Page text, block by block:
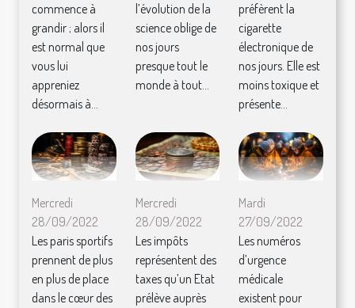
commence à
grandir ; alors il
est normal que
vous lui
appreniez
désormais à...
l’évolution de la
science oblige de
nos jours
presque tout le
monde à tout...
préfèrent la
cigarette
électronique de
nos jours. Elle est
moins toxique et
présente...
Mercredi
28/09/2022
Les paris sportifs
prennent de plus
en plus de place
dans le cœur des
Mercredi
28/09/2022
Les impôts
représentent des
taxes qu’un Etat
prélève auprès
Mardi
27/09/2022
Les numéros
d’urgence
médicale
existent pour